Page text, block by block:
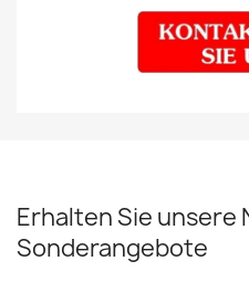
Erhalten Sie unsere
Sonderangebote